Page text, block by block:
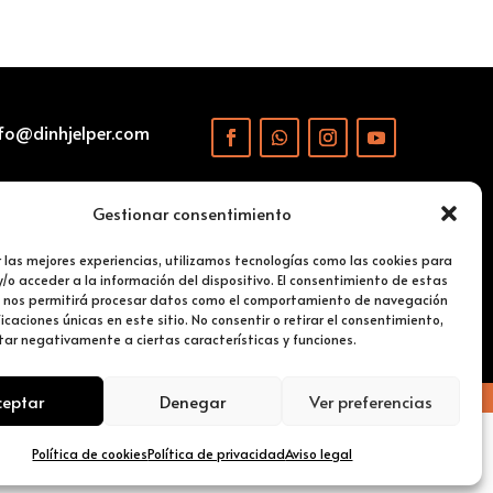
Gestionar consentimiento
las mejores experiencias, utilizamos tecnologías como las cookies para
o acceder a la información del dispositivo. El consentimiento de estas
permitirá procesar datos como el comportamiento de navegación
únicas en este sitio. No consentir o retirar el consentimiento,
negativamente a ciertas características y funciones.
Denegar Ver preferencias
Política de cookiesPolítica de privacidadAviso legal
MAPA DEL SITIO